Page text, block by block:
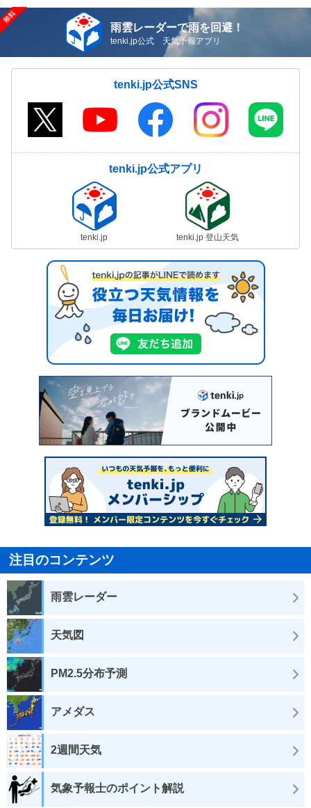
雨雲レーダーで雨を回避！
tenki.jp公式 天気予報アプリ
tenki.jp公式SNS
tenki.jp公式アプリ
tenki.jp tenki.jp 登山天気
注目のコンテンツ
雨雲レーダー
天気図
PM2.5分布予測
アメダス
2週間天気
気象予報士のポイント解説